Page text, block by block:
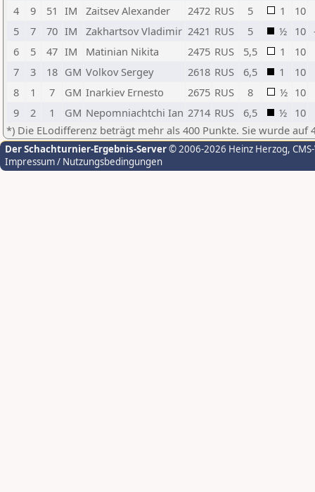
4
9 51 IM Zaitsev Alexander 2472 RUS 5 1
10
5
7 70 IM Zakhartsov Vladimir 2421 RUS 5 ½ 10
6
5 47 IM Matinian Nikita 2475 RUS 5,5 1
10
7
3 18 GM Volkov Sergey 2618 RUS 6,5 1
10
8
1 7 GM Inarkiev Ernesto 2675 RUS 8 ½ 10
9
2 1 GM Nepomniachtchi Ian 2714 RUS 6,5 ½ 10
*) Die ELodifferenz beträgt mehr als 400 Punkte. Sie wurde auf
Der Schachturnier-Ergebnis-Server© 2006-2026 Heinz Herzog,
Impressum / Nutzungsbedingungen